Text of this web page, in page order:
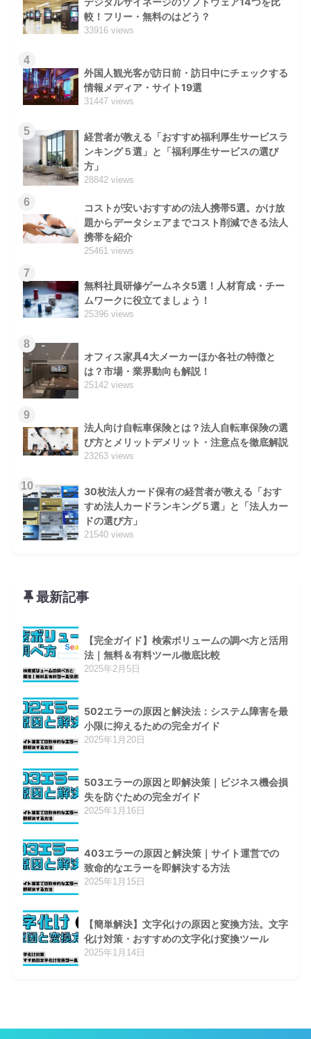
較！フリー・無料のはどう？
33916 views
4
外国人観光客が訪日前・訪日中にチェックする
情報メディア・サイト19選
31447 views
5
経営者が教える「おすすめ福利厚生サービスラ
ンキング５選」と「福利厚生サービスの選び
方」
28842 views
6
コストが安いおすすめの法人携帯5選。かけ放
題からデータシェアまでコスト削減できる法人
携帯を紹介
25461 views
7
無料社員研修ゲームネタ5選！人材育成・チー
ムワークに役立てましょう！
25396 views
8
オフィス家具4大メーカーほか各社の特徴と
は？市場・業界動向も解説！
25142 views
9
法人向け自転車保険とは？法人自転車保険の選
び方とメリットデメリット・注意点を徹底解説
23263 views
10
30枚法人カード保有の経営者が教える「おす
すめ法人カードランキング５選」と「法人カー
ドの選び方」
21540 views
最新記事
【完全ガイド】検索ボリュームの調べ方と活用
法｜無料＆有料ツール徹底比較
2025年2月5日
502エラーの原因と解決法：システム障害を最
小限に抑えるための完全ガイド
2025年1月20日
503エラーの原因と即解決策｜ビジネス機会損
失を防ぐための完全ガイド
2025年1月16日
403エラーの原因と解決策｜サイト運営での
致命的なエラーを即解決する方法
2025年1月15日
【簡単解決】文字化けの原因と変換方法。文字
化け対策・おすすめの文字化け変換ツール
2025年1月14日